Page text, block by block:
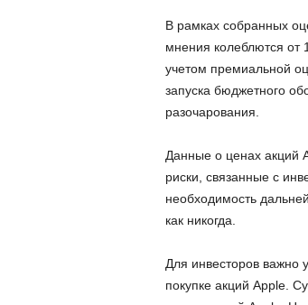
В рамках собранных
мнения колеблются от
учетом премиальной
запуска бюджетного
разочарования.
Данные о ценах акций
риски, связанные с
необходимость
как никогда.
Для инвесторов важно
покупке акций Apple.